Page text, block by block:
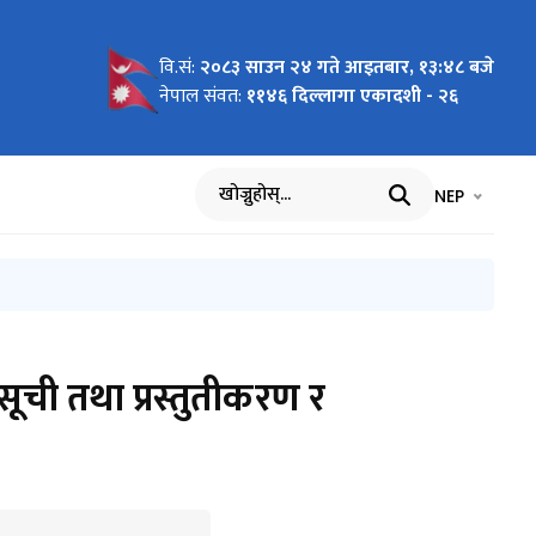
तथा
लागि
जारी
लागि
-
वि.सं: २०८३ साउन २४ गते आइतबार, १३:४८ बजे
नेपाल संवत: ११४६ दिल्लागा एकादशी - २६
खोज्नुहोस् भाषा चयन
NEP
तथा प्रस्तुतीकरण र